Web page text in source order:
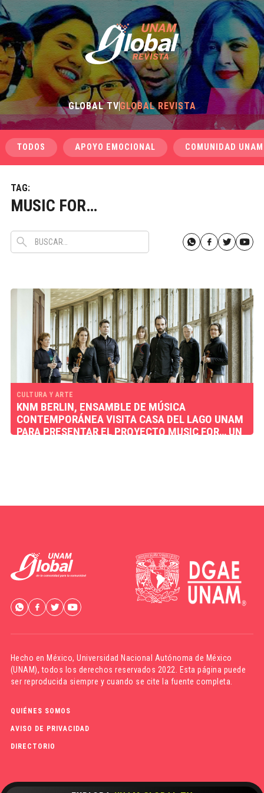
GLOBAL TVGLOBAL REVISTA
TODOS APOYO EMOCIONAL COMUNIDAD UNAM
TAG:
MUSIC FOR…
CULTURA Y ARTE
KNM BERLIN, ENSAMBLE DE MÚSICA
CONTEMPORÁNEA VISITA CASA DEL LAGO UNAM
PARA PRESENTAR EL PROYECTO MUSIC FOR… UN
Hecho en México,Universidad Nacional Autónoma de México
(UNAM), todos los derechos reservados 2022. Esta página puede
ser reproducida siempre y cuando se cite la fuente completa.
QUIÉNES SOMOS
AVISO DE PRIVACIDAD
DIRECTORIO